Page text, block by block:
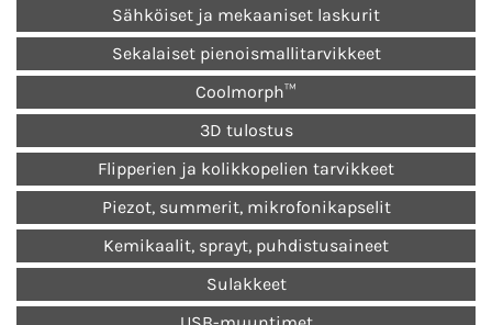
Sähköiset ja mekaaniset laskurit
Sekalaiset pienoismallitarvikkeet
Coolmorph™
3D tulostus
Flipperien ja kolikkopelien tarvikkeet
Piezot, summerit, mikrofonikapselit
Kemikaalit, sprayt, puhdistusaineet
Sulakkeet